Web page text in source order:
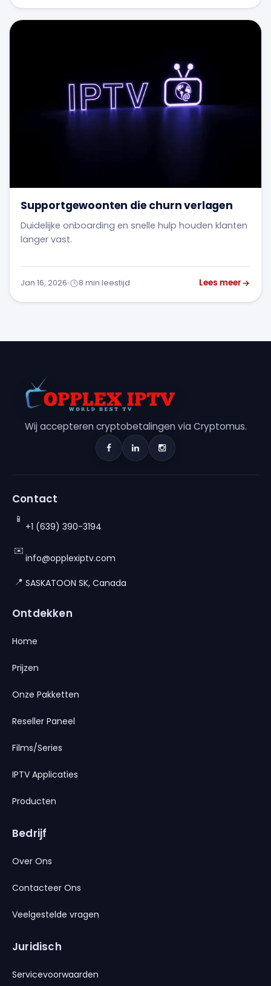
Supportgewoonten die churn verlagen
Duidelijke onboarding en snelle hulp houden klanten
langer vast.
Jan 16, 2026 8 min leestijd Lees meer
Wij accepteren cryptobetalingen via Cryptomus.
Contact
📱
+1 (639) 390-3194
✉️
info@opplexiptv.com
📍 SASKATOON SK, Canada
Ontdekken
Home
Prijzen
Onze Pakketten
Reseller Paneel
Films/Series
IPTV Applicaties
Producten
Bedrijf
Over Ons
Contacteer Ons
Veelgestelde vragen
Juridisch
Servicevoorwaarden